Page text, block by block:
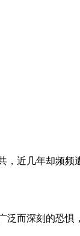
近几年却频频
而深刻的恐